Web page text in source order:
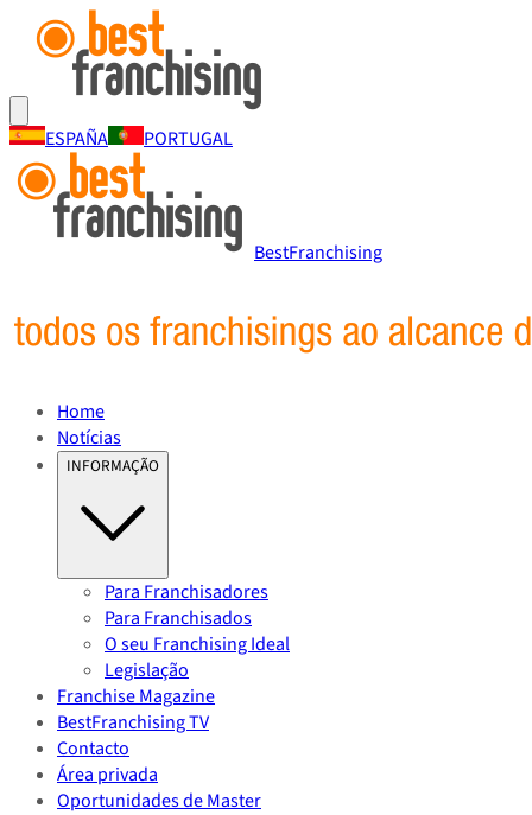
ESPAÑA PORTUGAL
BestFranchising
Home
Notícias
INFORMAÇÃO
Para Franchisadores
Para Franchisados
O seu Franchising Ideal
Legislação
Franchise Magazine
BestFranchising TV
Contacto
Área privada
Oportunidades de Master